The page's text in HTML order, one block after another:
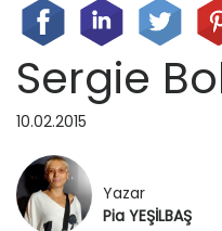
SANAT
GÖRSEL MAĞAZACILIK
EĞİTİM
SEYAHAT
RÖPORTAJ
Sergie
10.02.2015
Yazar
Pia YEŞİLBAŞ